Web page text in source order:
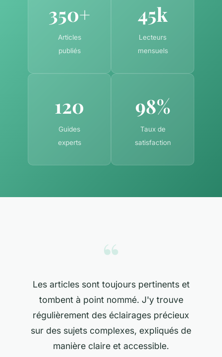
350+
Articles
publiés
45k
Lecteurs
mensuels
120
Guides
experts
98%
Taux de
satisfaction
“
Les articles sont toujours pertinents et
tombent à point nommé. J'y trouve
régulièrement des éclairages précieux
sur des sujets complexes, expliqués de
manière claire et accessible.